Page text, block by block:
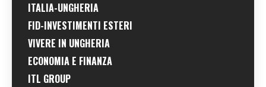
ITALIA-UNGHERIA
FID-INVESTIMENTI ESTERI
VIVERE IN UNGHERIA
ECONOMIA E FINANZA
ITL GROUP